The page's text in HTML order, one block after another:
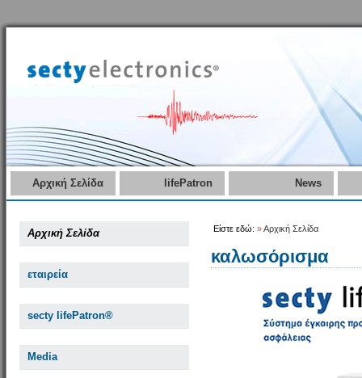
Αρχική Σελίδα lifePatron News
Αρχική Σελίδα
εταιρεία
secty lifePatron®
Media
Είστε εδώ: »Αρχική Σελίδα
καλωσόρισμα